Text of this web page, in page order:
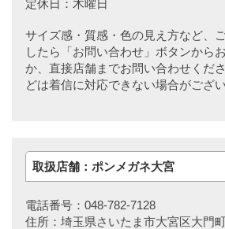
定休日：木曜日
サイズ感・質感・色の見え方など、
したら「お問い合わせ」ボタンから
か、直接店舗までお問い合わせくだ
どは着信に対応できない場合がござい
取扱店舗：ポンメガネ大宮
電話番号：048-782-7128
住所：埼玉県さいたま市大宮区大門